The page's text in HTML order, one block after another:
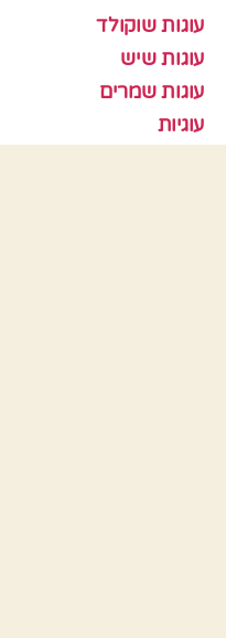
עוגות שוקולד
עוגות שיש
עוגות שמרים
עוגיות